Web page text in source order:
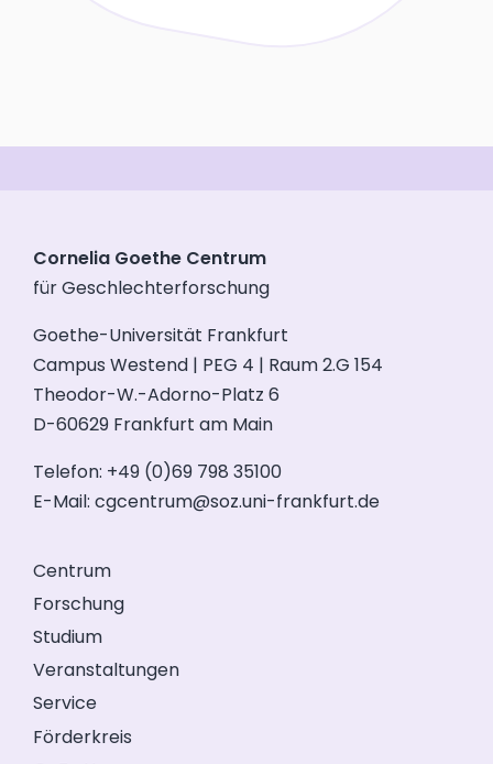
Cornelia Goethe Centrum
für Geschlechterforschung
Goethe-Universität Frankfurt
Campus Westend | PEG 4 | Raum 2.G 154
Theodor-W.-Adorno-Platz 6
D-60629 Frankfurt am Main
Telefon: +49 (0)69 798 35100
E-Mail: cgcentrum@soz.uni-frankfurt.de
Centrum
Forschung
Studium
Veranstaltungen
Service
Förderkreis